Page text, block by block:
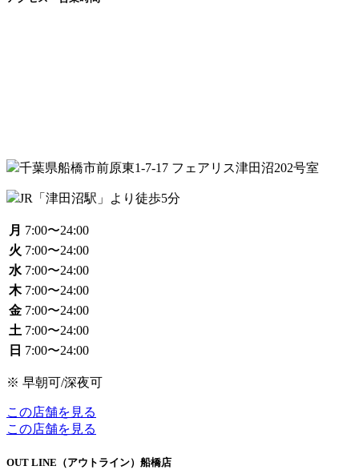
千葉県船橋市前原東1-7-17 フェアリス津田沼202号室
JR「津田沼駅」より徒歩5分
月 7:00〜24:00
火 7:00〜24:00
水 7:00〜24:00
木 7:00〜24:00
金 7:00〜24:00
土 7:00〜24:00
日 7:00〜24:00
※ 早朝可/深夜可
この店舗を見る
この店舗を見る
OUT LINE（アウトライン）船橋店